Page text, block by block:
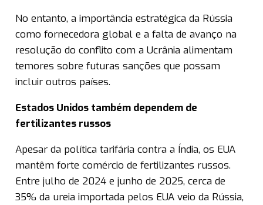
No entanto, a importância estratégica da Rússia
como fornecedora global e a falta de avanço na
resolução do conflito com a Ucrânia alimentam
temores sobre futuras sanções que possam
incluir outros países.
Estados Unidos também dependem de
fertilizantes russos
Apesar da política tarifária contra a Índia, os EUA
mantêm forte comércio de fertilizantes russos.
Entre julho de 2024 e junho de 2025, cerca de
35% da ureia importada pelos EUA veio da Rússia,